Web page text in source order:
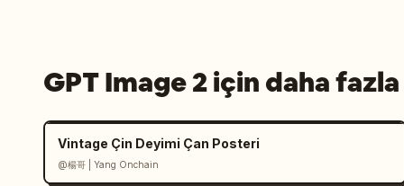
GPT Image 2 için daha fazla
Vintage Çin Deyimi Çan Posteri
@楊哥 | Yang Onchain